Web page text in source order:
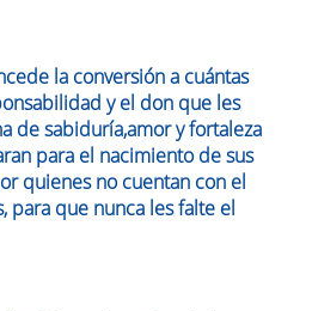
la conversión a cuántas
y el don que les
de sabiduría,amor y fortaleza
para el nacimiento de sus
quienes no cuentan con el
para que nunca les falte el